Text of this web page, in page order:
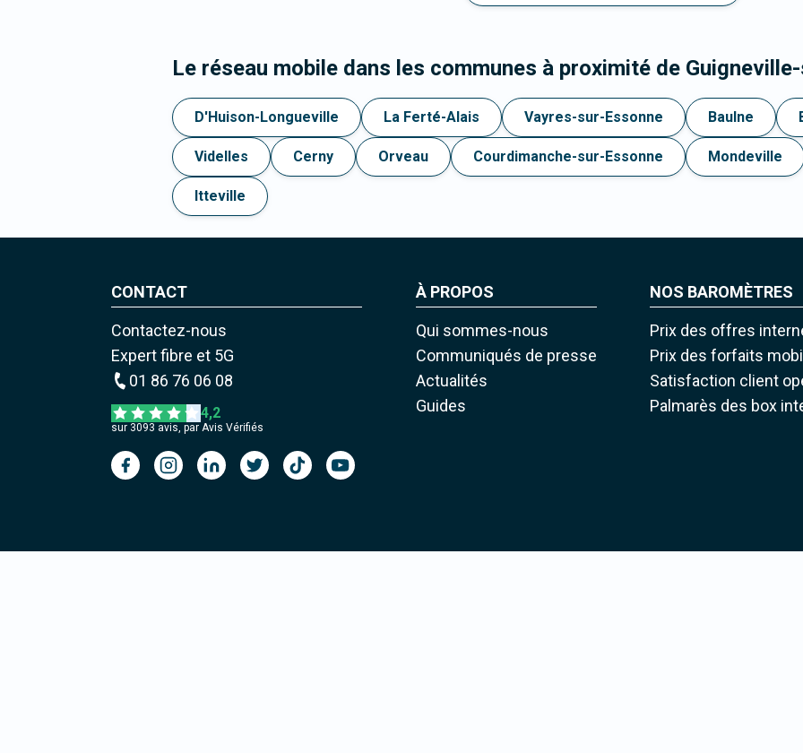
Le réseau mobile dans les communes à proximité de
D'Huison-Longueville La Ferté-Alais Vayres-sur-Essonne Baulne
Videlles Cerny Orveau Courdimanche-sur-Essonne Mondeville
Itteville
CONTACT
Contactez-nous
Expert fibre et 5G
01 86 76 06 08
4,2
sur 3093 avis, par Avis Vérifiés
À PROPOS
Qui sommes-nous
Communiqués de presse
Actualités
Guides
NOS BAROMÈTRES
Prix des offres
Prix des forfaits
Satisfaction client
Palmarès des box